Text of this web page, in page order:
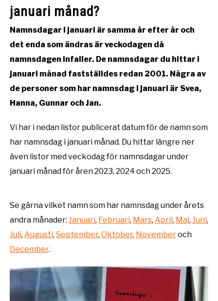
januari månad?
Namnsdagar i januari är samma år efter år och
det enda som ändras är veckodagen då
namnsdagen infaller. De namnsdagar du hittar i
januari månad fastställdes redan 2001. Några av
de personer som har namnsdag i januari är Svea,
Hanna, Gunnar och Jan.
Vi har i nedan listor publicerat datum för de namn som
har namnsdag i januari månad. Du hittar längre ner
även listor med veckodag för namnsdagar under
januari månad för åren 2023, 2024 och 2025.
Se gärna vilket namn som har namnsdag under årets
andra månader: Januari, Februari, Mars, April , Maj, Juni,
Juli, Augusti, September, Oktober, Novemberoch
December.